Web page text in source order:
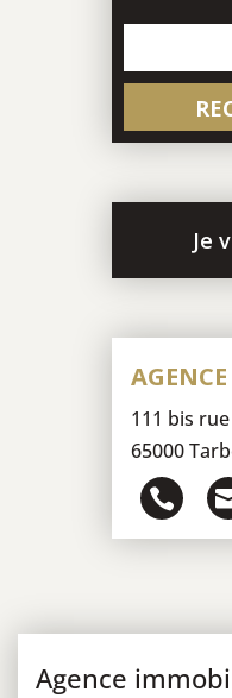
Je
111 bis
65000
Agence